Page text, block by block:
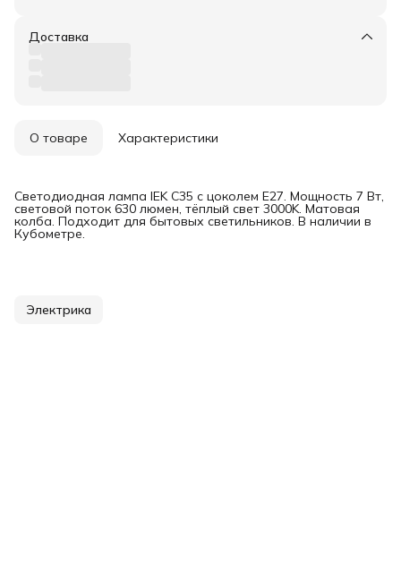
Доставка
О товаре Характеристики
Светодиодная лампа IEK C35 с цоколем E27. Мощность 7 Вт,
световой поток 630 люмен, тёплый свет 3000K. Матовая
колба. Подходит для бытовых светильников. В наличии в
Кубометре.
Электрика